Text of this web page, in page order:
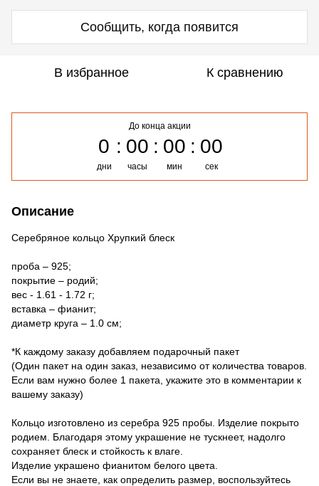
Сообщить, когда появится
В избранное К сравнению
До конца акции
0
дни
00
часы
00
мин
00
сек
Описание
Серебряное кольцо Хрупкий блеск
проба – 925;
покрытие – родий;
вес - 1.61 - 1.72 г;
вставка – фианит;
диаметр круга – 1.0 см;
*К каждому заказу добавляем подарочный пакет
(Один пакет на один заказ, независимо от количества товаров.
Если вам нужно более 1 пакета, укажите это в комментарии к
вашему заказу)
Кольцо изготовлено из серебра 925 пробы. Изделие покрыто
родием. Благодаря этому украшение не тускнеет, надолго
сохраняет блеск и стойкость к влаге.
Изделие украшено фианитом белого цвета.
Если вы не знаете, как определить размер, воспользуйтесь